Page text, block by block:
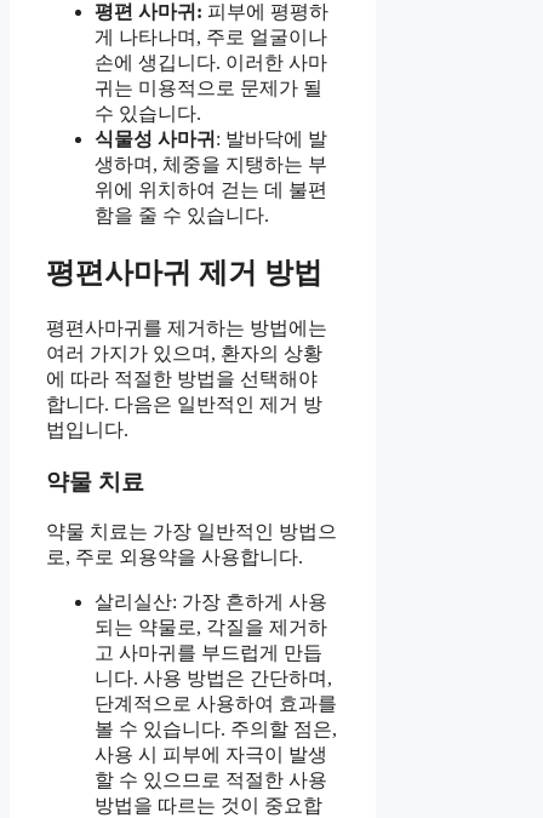
평편 사마귀: 피부에 평평하
게 나타나며, 주로 얼굴이나
손에 생깁니다. 이러한 사마
귀는 미용적으로 문제가 될
수 있습니다.
식물성 사마귀 : 발바닥에 발
생하며, 체중을 지탱하는 부
위에 위치하여 걷는 데 불편
함을 줄 수 있습니다.
평편사마귀 제거 방법
평편사마귀를 제거하는 방법에는
여러 가지가 있으며, 환자의 상황
에 따라 적절한 방법을 선택해야
합니다. 다음은 일반적인 제거 방
법입니다.
약물 치료
약물 치료는 가장 일반적인 방법으
로, 주로 외용약을 사용합니다.
살리실산: 가장 흔하게 사용
되는 약물로, 각질을 제거하
고 사마귀를 부드럽게 만듭
니다. 사용 방법은 간단하며,
단계적으로 사용하여 효과를
볼 수 있습니다. 주의할 점은,
사용 시 피부에 자극이 발생
할 수 있으므로 적절한 사용
방법을 따르는 것이 중요합